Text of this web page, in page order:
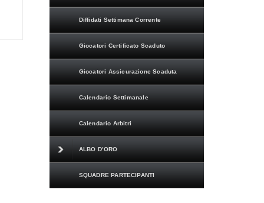
Diffidati Settimana Corrente
Giocatori Certificato Scaduto
Giocatori Assicurazione Scaduta
Calendario Settimanale
Calendario Arbitri
ALBO D’ORO
SQUADRE PARTECIPANTI